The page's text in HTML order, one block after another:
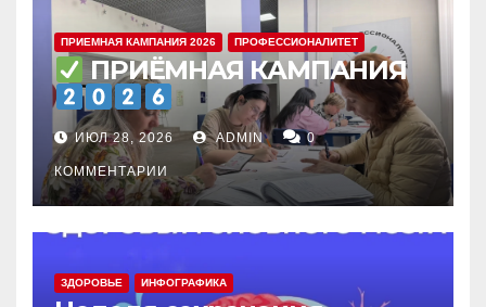
ПРИЕМНАЯ КАМПАНИЯ 2026 ПРОФЕССИОНАЛИТЕТ
ПРИЁМНАЯ КАМПАНИЯ
ИЮЛ 28, 2026 ADMIN 0
КОММЕНТАРИИ
ЗДОРОВЬЕ ИНФОГРАФИКА